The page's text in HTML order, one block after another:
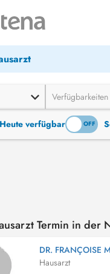
Verfügbarkeiten
Heute verfügbar
ON OFF
Termin in der
DR. FRANÇOISE
Hausarzt